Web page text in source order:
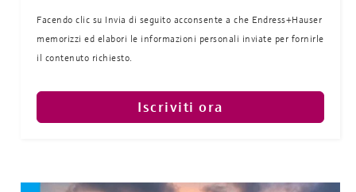
Facendo clic su Invia di seguito acconsente a che Endress+Hauser
memorizzi ed elabori le informazioni personali inviate per fornirle
il contenuto richiesto.